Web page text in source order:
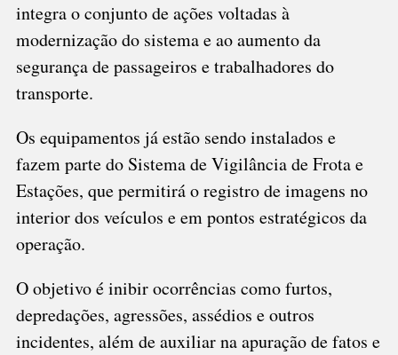
integra o conjunto de ações voltadas à
modernização do sistema e ao aumento da
segurança de passageiros e trabalhadores do
transporte.
Os equipamentos já estão sendo instalados e
fazem parte do Sistema de Vigilância de Frota e
Estações, que permitirá o registro de imagens no
interior dos veículos e em pontos estratégicos da
operação.
O objetivo é inibir ocorrências como furtos,
depredações, agressões, assédios e outros
incidentes, além de auxiliar na apuração de fatos e